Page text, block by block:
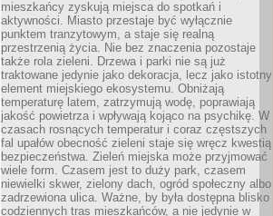
mieszkańcy zyskują miejsca do spotkań i
aktywności. Miasto przestaje być wyłącznie
punktem tranzytowym, a staje się realną
przestrzenią życia. Nie bez znaczenia pozostaje
także rola zieleni. Drzewa i parki nie są już
traktowane jedynie jako dekoracja, lecz jako istotny
element miejskiego ekosystemu. Obniżają
temperaturę latem, zatrzymują wodę, poprawiają
jakość powietrza i wpływają kojąco na psychikę. W
czasach rosnących temperatur i coraz częstszych
fal upałów obecność zieleni staje się wręcz kwestią
bezpieczeństwa. Zieleń miejska może przyjmować
wiele form. Czasem jest to duży park, czasem
niewielki skwer, zielony dach, ogród społeczny albo
zadrzewiona ulica. Ważne, by była dostępna blisko
codziennych tras mieszkańców, a nie jedynie w